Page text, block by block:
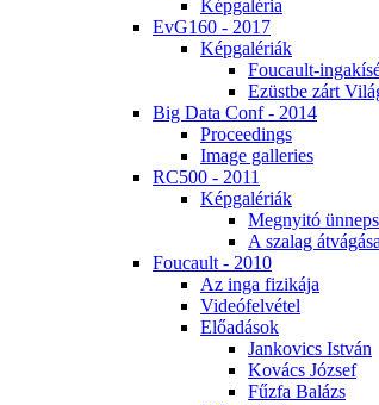
Kép­ga­lé­ria
EvG160 - 2017
Kép­ga­lé­ri­ák
Fo­u­ca­ult-
Ezüst­be zárt
Big Da­ta Conf - 2014
Pro­ce­e­dings
Image gal­le­ri­es
RC500 - 2011
Kép­ga­lé­ri­ák
Meg­nyi­tó
A sza­lag át­vá­gá­sa
Fo­u­ca­ult - 2010
Az in­ga fi­zi­ká­ja
Vi­de­ó­fel­vé­tel
Elő­adá­sok
Jan­ko­vics Ist­ván
Ko­vács Jó­zsef
Fűz­fa Ba­lázs